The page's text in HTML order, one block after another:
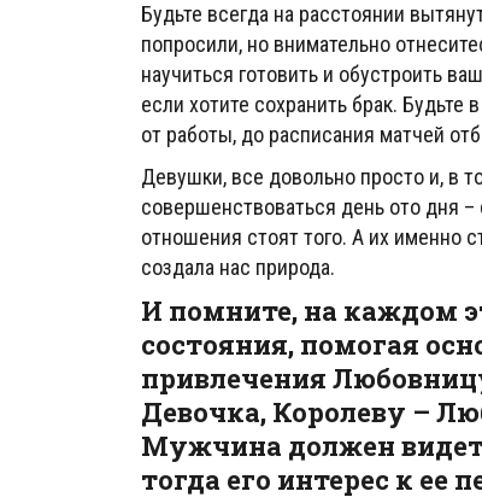
Будьте всегда на расстоянии
попросили, но внимательно
научиться готовить и обустроить
если хотите сохранить брак.
от работы, до расписания матчей
Девушки, все довольно просто и, в
совершенствоваться день ото дня
отношения стоят того. А их именно
создала нас природа.
И помните, на каждом
состояния, помогая
привлечения
Девочка, Королеву –
Мужчина должен
тогда его интерес к ее